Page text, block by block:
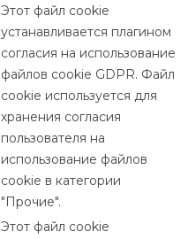
Этот файл cookie
устанавливается плагином
согласия на использование
файлов cookie GDPR. Файл
cookie используется для
хранения согласия
пользователя на
использование файлов
cookie в категории
"Прочие".
Этот файл cookie